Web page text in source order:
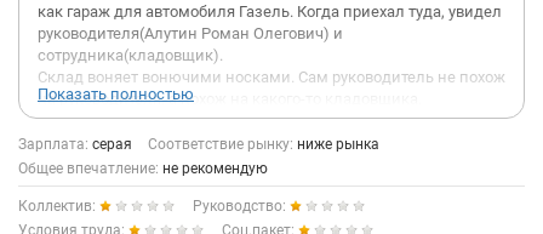
как гараж для автомобиля Газель. Когда приехал туда, увидел
руководителя(Алутин Роман Олегович) и
сотрудника(кладовщик).
Склад воняет вонючими носками. Сам руководитель не похож
на руководителя, а похож на какого-то кладовщика.
Руководитель рассказал о должности, показал где работать,
что делать.
Кладовщик в данном складе:
- разгружает газель, которая приезжает 1-2 раза в месяц
- переносить коробки до 12-15 кг.
- убирать помещение
Показать полностью
Зарплата: серая Соответствие рынку: ниже рынка
Общее впечатление: не рекомендую
Коллектив:
Руководство:
Условия труда:
Соц.пакет: